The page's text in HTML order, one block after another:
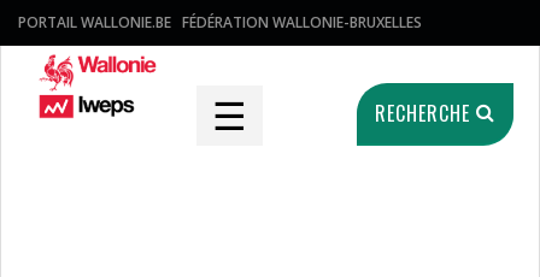
PORTAIL WALLONIE.BE FÉDÉRATION WALLONIE-BRUXELLES
☰ RECHERCHE